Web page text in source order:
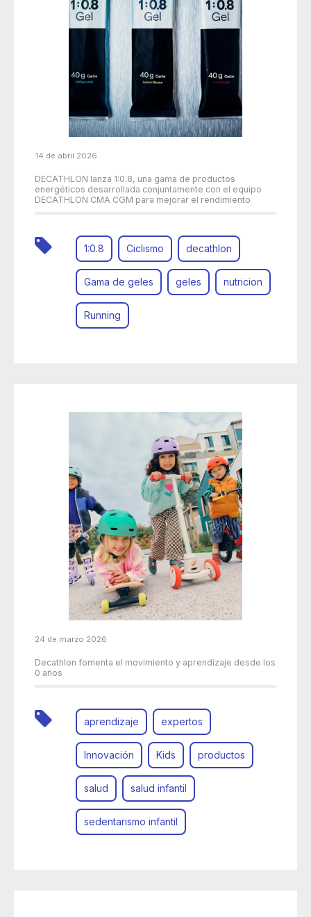
14 de abril 2026
DECATHLON lanza 1:0.8, una gama de productos
energéticos desarrollada conjuntamente con el equipo
DECATHLON CMA CGM para mejorar el rendimiento
1:0.8 Ciclismo decathlon
Gama de geles geles nutricion
Running
24 de marzo 2026
Decathlon fomenta el movimiento y aprendizaje desde los
0 años
aprendizaje expertos
Innovación Kids productos
salud salud infantil
sedentarismo infantil